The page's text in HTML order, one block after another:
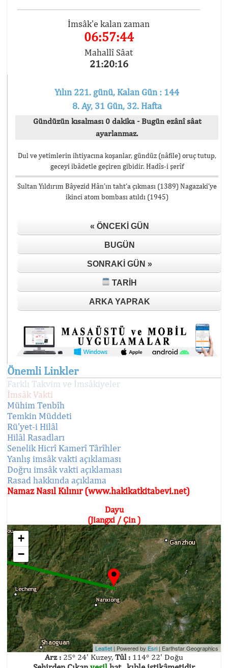
İmsâk'e kalan zaman
06:57:44
Mahallî Sâat
21:20:16
Yılın 221. günü, Kalan Gün : 144
8. Ay, 31 Gün, 32. Hafta
Gündüzün kısalması 0 dakika - Bugün ezânî sâat
ayarlanmaz.
Dul ve yetimlerin ihtiyacına koşanlar, gündüz (nâfile) oruç tutup,
geceyi ibâdetle geçiren gibidir. Hadîs-i şerîf
Sultan Yıldırım Bâyezid Hân’ın taht’a çıkması (1389) Nagazaki’ye
ikinci atom bombası atıldı (1945)
« ÖNCEKI GÜN
BUGÜN
SONRAKI GÜN »
TARIH
ARKA YAPRAK
Önemli Linkler
Farklı Takvim ve İmsâkiyeler
İmsâk Vakti
Mühim Tenbîh
Temkin Müddeti
Rü'yet-i Hilâl
Hilâl Rasadları
Senelik Hicrî Kamerî Târîhler
Yanlış imsâk vakti açıklaması
Doğru imsâk vakti açıklaması
Rasad hakkında açıklama
Namaz Nasıl Kılınır (www.hakikatkitabevi.net)
Dayu
(Jiangxi / Çin )
+
−
Leaflet | Powered by Esri | Earthstar Geographics
Arz : 25° 24' Kuzey, Tûl : 114° 22' Doğu